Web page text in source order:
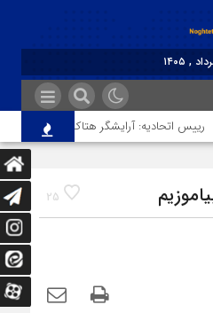
رییس اتحادیه: آرایشگر هتاک در قزوین عضو
25